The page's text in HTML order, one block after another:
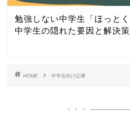
勉強しない中学生「ほっと
中学生の隠れた要因と解決策
HOME 中学生向け記事